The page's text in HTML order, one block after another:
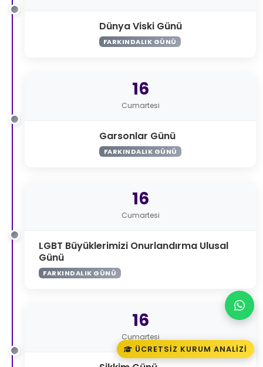
Dünya Viski Günü
FARKINDALIK GÜNÜ
16
Cumartesi
Garsonlar Günü
FARKINDALIK GÜNÜ
16
Cumartesi
LGBT Büyüklerimizi Onurlandırma Ulusal
Günü
FARKINDALIK GÜNÜ
16
Cumartesi
ÜCRETSIZ KURUM ANALIZI